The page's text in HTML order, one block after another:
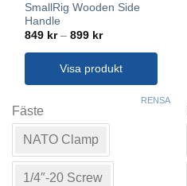
på
produktsidan
SmallRig Wooden Side
Handle
849 kr – 899 krPrisintervall:
till
899 kr
Visa produkt
här
produkten
har
flera
varianter.
Fäste
NATO Clamp
1/4″-20 Screw
RENSA